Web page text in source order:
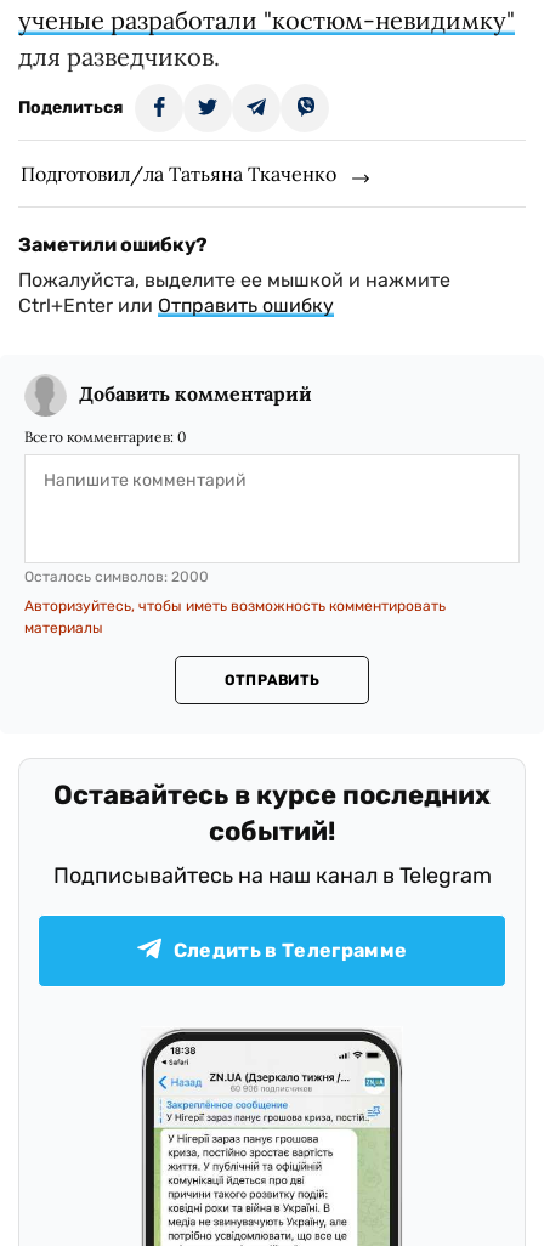
ученые разработали "костюм-невидимку"
для разведчиков.
Поделиться
Подготовил/ла Татьяна Ткаченко
Заметили ошибку?
Пожалуйста, выделите ее мышкой и нажмите
Ctrl+Enter или Отправить ошибку
Добавить комментарий
Всего комментариев: 0
Осталось символов: 2000
Авторизуйтесь, чтобы иметь возможность комментировать
материалы
ОТПРАВИТЬ
Оставайтесь в курсе последних
событий!
Подписывайтесь на наш канал в Telegram
Следить в Телеграмме